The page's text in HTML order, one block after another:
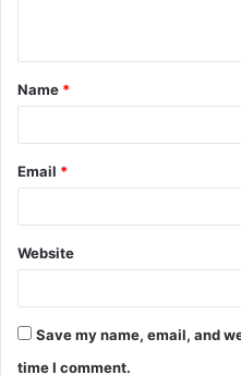
t
*
Name *
Email *
Website
Save my name, email, and
time I comment.